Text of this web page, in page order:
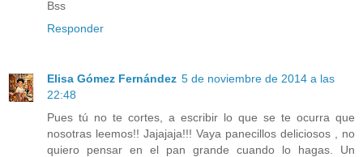
Bss
Responder
Elisa Gómez Fernández 5 de noviembre de 2014 a las
22:48
Pues tú no te cortes, a escribir lo que se te ocurra que
nosotras leemos!! Jajajaja!!! Vaya panecillos deliciosos , no
quiero pensar en el pan grande cuando lo hagas. Un